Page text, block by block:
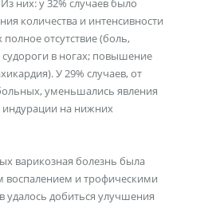
них: у 32% случаев было
количества и интенсивности
отсутствие (боль,
судороги в ногах; повышение
У 29% случаев, от
уменьшались явления
на нижних
варикозная болезнь была
и трофическими
удалось добиться улучшения